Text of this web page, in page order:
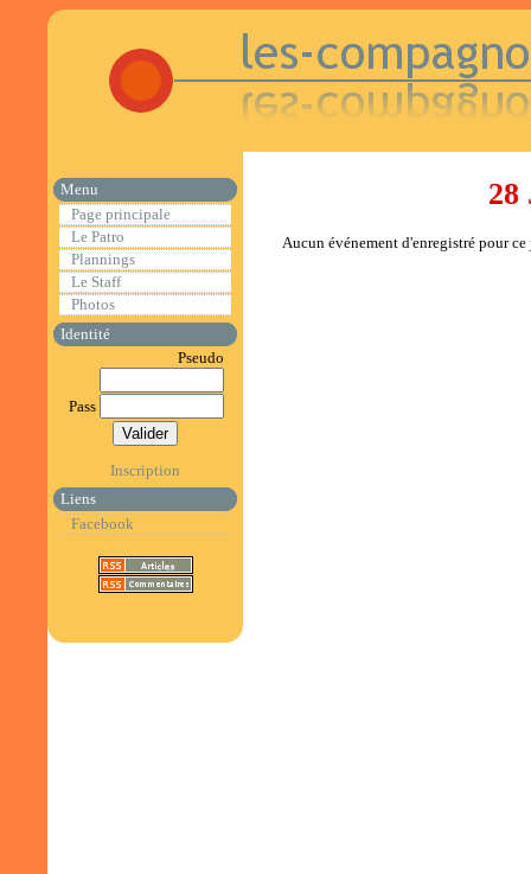
Menu
Page principale
Le Patro
Plannings
Le Staff
Photos
Identité
Pseudo
Pass
Inscription
Liens
Facebook
28
Aucun événement d'enregistré pour